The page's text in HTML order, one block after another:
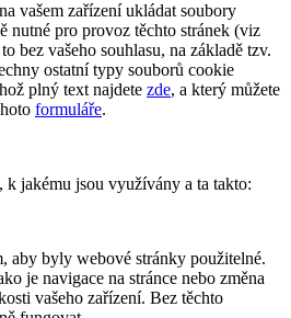
vašem zařízení ukládat soubory
nutné pro provoz těchto stránek (viz
bez vašeho souhlasu, na základě tzv.
ostatní typy souborů cookie
plný text najdete zde, a který můžete
formuláře.
k jakému jsou využívány a ta takto:
aby byly webové stránky použitelné.
je navigace na stránce nebo změna
vašeho zařízení. Bez těchto